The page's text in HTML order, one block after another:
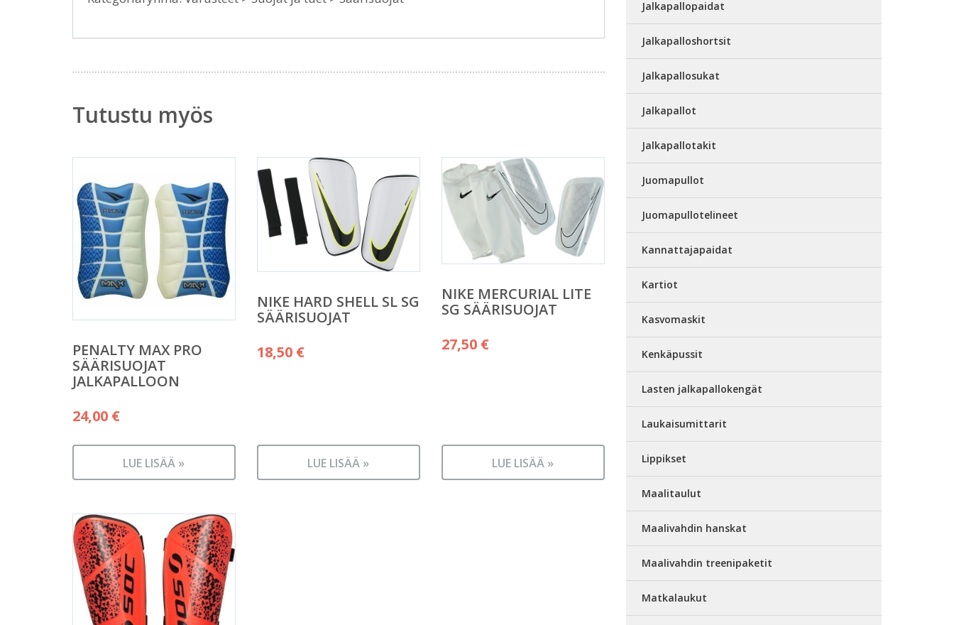
Tutustu myös
PENALTY MAX PRO
SÄÄRISUOJAT
JALKAPALLOON
24,00 €
LUE LISÄÄ »
NIKE HARD SHELL SL SG
SÄÄRISUOJAT
18,50 €
LUE LISÄÄ »
NIKE MERCURIAL LITE
SG SÄÄRISUOJAT
27,50 €
LUE LISÄÄ »
Jalkapallopaidat
Jalkapalloshortsit
Jalkapallosukat
Jalkapallot
Jalkapallotakit
Juomapullot
Juomapullotelineet
Kannattajapaidat
Kartiot
Kasvomaskit
Kenkäpussit
Lasten jalkapallokengät
Laukaisumittarit
Lippikset
Maalitaulut
Maalivahdin hanskat
Maalivahdin treenipaketit
Matkalaukut